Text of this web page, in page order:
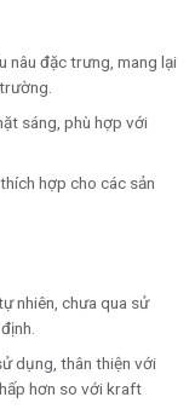
nâu đặc trưng, mang lại
sáng, phù hợp với
hợp cho các sản
nhiên, chưa qua sử
dụng, thân thiện với
hơn so với kraft